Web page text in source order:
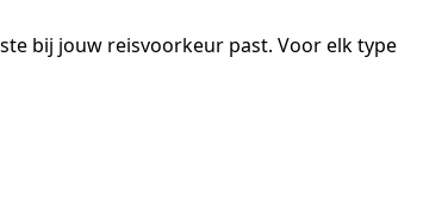
bij jouw reisvoorkeur past. Voor elk type